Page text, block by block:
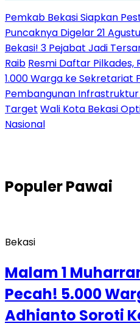
Pemkab Bekasi Siapkan
Puncaknya Digelar 21
Bekasi! 3 Pejabat Jadi
Raib Resmi Daftar Pilkades,
1.000 Warga ke Sekretariat
Pembangunan Infrastruktur
Target Wali Kota Bekasi
Nasional
PopulerPawai
Bekasi
Malam 1
Pecah! 5.000
Adhianto Soroti